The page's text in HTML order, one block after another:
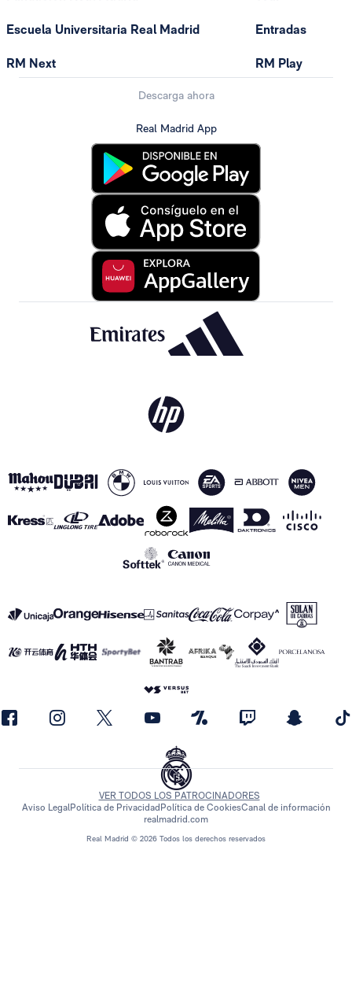
Escuela Universitaria Real Madrid
RM Next
Entradas
RM Play
Descarga ahora
Real Madrid App
Real Madrid © 2026 Todos los derechos reservados
VER TODOS LOS PATROCINADORES
Aviso LegalPolítica de Privacidad Política de CookiesCanal de información
realmadrid.com